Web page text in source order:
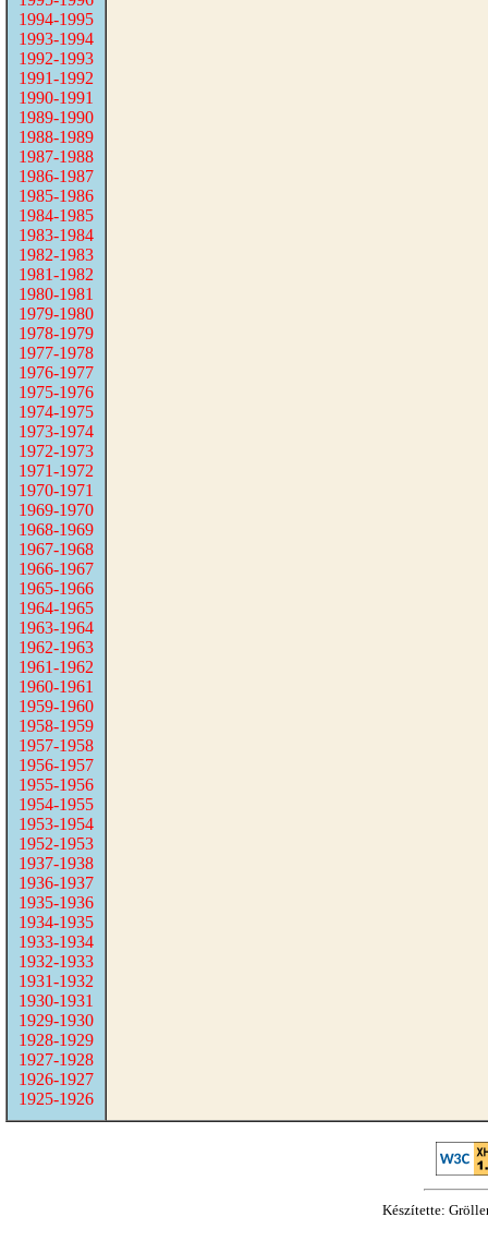
1994-1995
1993-1994
1992-1993
1991-1992
1990-1991
1989-1990
1988-1989
1987-1988
1986-1987
1985-1986
1984-1985
1983-1984
1982-1983
1981-1982
1980-1981
1979-1980
1978-1979
1977-1978
1976-1977
1975-1976
1974-1975
1973-1974
1972-1973
1971-1972
1970-1971
1969-1970
1968-1969
1967-1968
1966-1967
1965-1966
1964-1965
1963-1964
1962-1963
1961-1962
1960-1961
1959-1960
1958-1959
1957-1958
1956-1957
1955-1956
1954-1955
1953-1954
1952-1953
1937-1938
1936-1937
1935-1936
1934-1935
1933-1934
1932-1933
1931-1932
1930-1931
1929-1930
1928-1929
1927-1928
1926-1927
1925-1926
Készítette: